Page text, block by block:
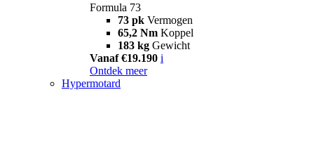
Formula 73
73 pk Vermogen
65,2 Nm Koppel
183 kg Gewicht
Vanaf €19.190 i
Ontdek meer
Hypermotard